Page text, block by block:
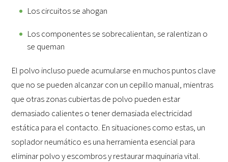
Los circuitos se ahogan
Los componentes se sobrecalientan, se ralentizan o
se queman
El polvo incluso puede acumularse en muchos puntos clave
que no se pueden alcanzar con un cepillo manual, mientras
que otras zonas cubiertas de polvo pueden estar
demasiado calientes o tener demasiada electricidad
estática para el contacto. En situaciones como estas, un
soplador neumático es una herramienta esencial para
eliminar polvo y escombros y restaurar maquinaria vital.